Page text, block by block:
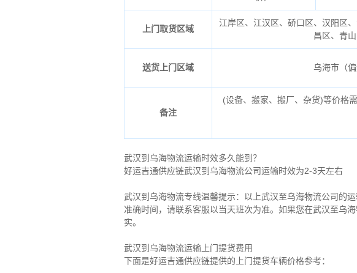
上门取货区域
江岸区、江汉区、硚口区、汉阳区
昌区、青
送货上门区域 乌海市（
备注
(设备、搬家、搬厂、杂货)等价格
武汉到乌海物流运输时效多久能到？
好运吉通供应链武汉到乌海物流公司运输时效为2-3天左右
武汉到乌海物流专线温馨提示：以上武汉至乌海物流公司的
准确时间，请联系客服以当天班次为准。如果您在武汉至乌
实。
武汉到乌海物流运输上门提货费用
下面是好运吉通供应链提供的上门提货车辆价格参考：